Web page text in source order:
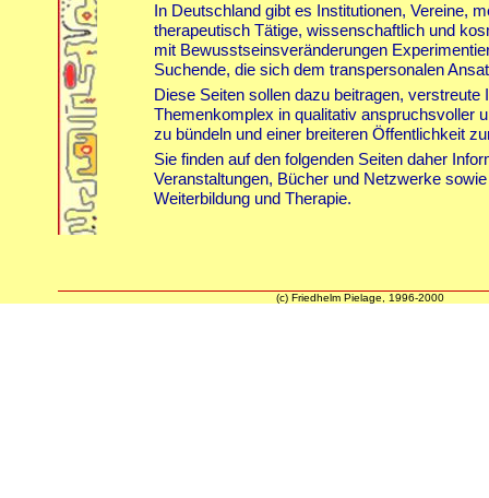
In Deutschland gibt es Institutionen, Vereine,
therapeutisch Tätige, wissenschaftlich und
mit Bewusstseinsveränderungen
Suchende, die sich dem transpersonalen
Diese Seiten sollen dazu beitragen, verstreute
Themenkomplex in qualitativ anspruchsvoller
zu bündeln und einer breiteren Öffentlichkeit
Sie finden auf den folgenden Seiten daher
Veranstaltungen, Bücher und Netzwerke
Weiterbildung und Therapie.
(c) Friedhelm Pielage, 1996-2000